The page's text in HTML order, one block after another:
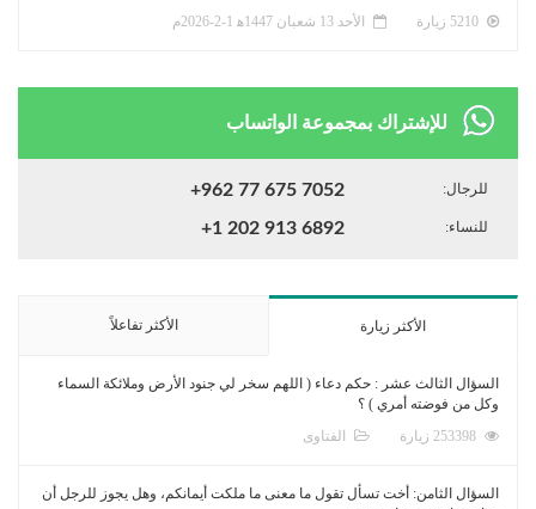
الأحد 13 شعبان 1447ﻫ 1-2-2026م
للإشتراك بمجموعة الواتساب
للرجال: +962 77 675 7052
للنساء: +1 202 913 6892
الأكثر زيارة الأكثر تفاعلاً
السؤال الثالث عشر : حكم دعاء ( اللهم سخر لي جنود الأرض وملائكة السماء
وكل من فوضته أمري ) ؟
الفتاوى
السؤال الثامن: أخت تسأل تقول ما معنى ما ملكت أيمانكم، وهل يجوز للرجل أن